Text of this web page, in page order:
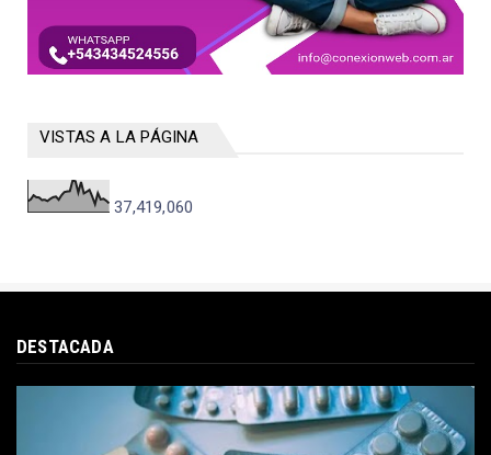
VISTAS A LA PÁGINA
37,419,060
DESTACADA